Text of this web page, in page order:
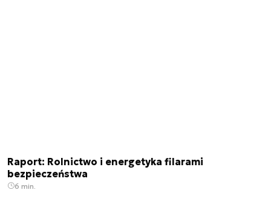
Raport: Rolnictwo i energetyka filarami
bezpieczeństwa
6 min.